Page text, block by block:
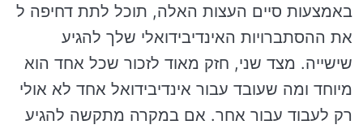
באמצעות סיים העצות האלה, תוכל לתת דחיפה ל
את ההסתברויות האינדיבידואלי שלך להגיע
שישייה. מצד שני, חזק מאוד לזכור שכל אחד הוא
מיוחד ומה שעובד עבור אינדיבידואל אחד לא אולי
רק לעבוד עבור אחר. אם במקרה מתקשה להגיע